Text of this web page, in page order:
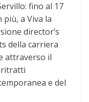
fino al 17
più, a Viva la
director’s
della carriera
attraverso il
ritratti
e del